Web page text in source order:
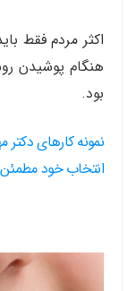
اکثر مردم فقط
هنگام پوشیدن
بود.
نمونه کارهای دکتر
انتخاب خود